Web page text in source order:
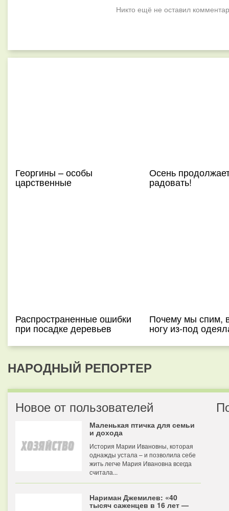
Никто ещё не оставил
Георгины – особы
царственные
Осень
радовать!
Распространенные ошибки
при посадке деревьев
Почему мы спим,
ногу из-под
НАРОДНЫЙ РЕПОРТЕР
Новое от пользователей
Маленькая птичка для семьи
и дохода
История Марии Ивановны, которая
однажды устала – и позволила себе
жить легче Мария Ивановна всегда
считала...
Нариман Джемилев: «40
тысяч саженцев в 16 лет —